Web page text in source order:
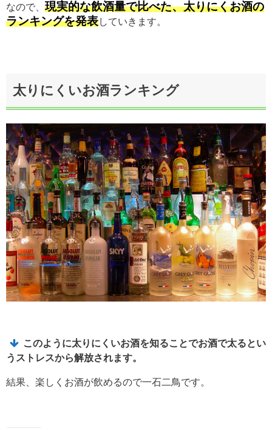
なので、 現実的な飲酒量で比べた、太りにくお酒の
ランキングを発表していきます。
太りにくいお酒ランキング
このように太りにくいお酒を知ることでお酒で太るとい
うストレスから解放されます。
結果、楽しくお酒が飲めるので一石二鳥です。